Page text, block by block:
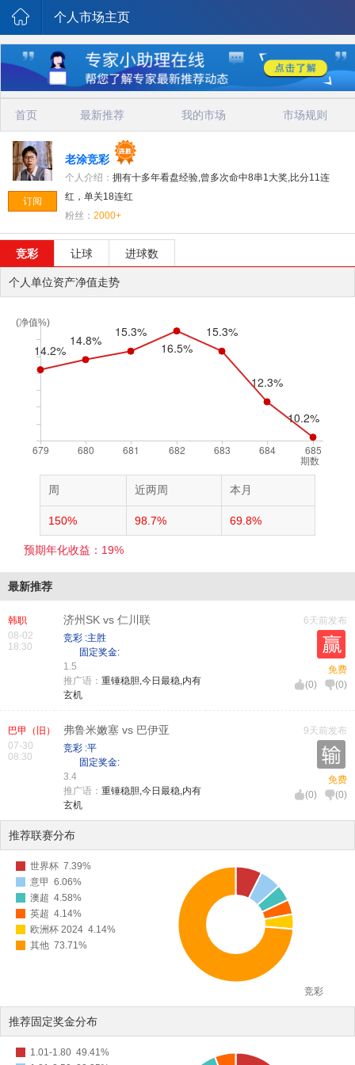
个人市场主页
首页 最新推荐 我的市场 市场规则
订阅
老涂竞彩
个人介绍： 拥有十多年看盘经验,曾多次命中8串1大奖,比分11连
红，单关18连红
粉丝： 2000+
竞彩 让球 进球数
个人单位资产净值走势
(净值%)
期数
周 近两周 本月
150% 98.7% 69.8%
预期年化收益：19%
最新推荐
韩职
08-02
18:30
济州SK vs 仁川联
竞彩 :主胜
固定奖金:
1.5
推广语： 重锤稳胆,今日最稳,内有
玄机
6天前发布
免费
(0) (0)
巴甲（旧）
07-30
08:30
弗鲁米嫩塞 vs 巴伊亚
竞彩 :平
固定奖金:
3.4
推广语： 重锤稳胆,今日最稳,内有
玄机
9天前发布
免费
(0) (0)
推荐联赛分布
世界杯 7.39%
意甲 6.06%
澳超 4.58%
英超 4.14%
欧洲杯 2024 4.14%
其他 73.71%
竞彩
推荐固定奖金分布
1.01-1.80 49.41%